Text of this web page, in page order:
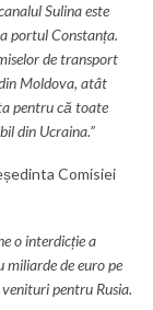
Sulina este
portul Constanța.
de transport
Moldova, atât
pentru că toate
din Ucraina.”
Comisiei
o interdicție a
de euro pe
pentru Rusia.